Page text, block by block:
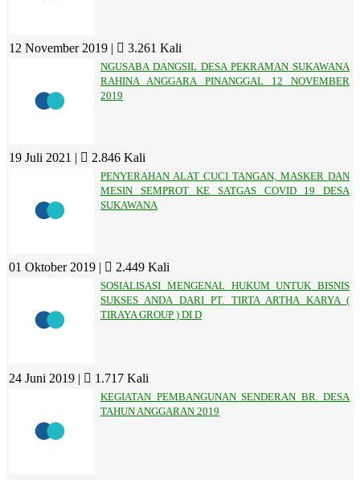
12 November 2019 | 3.261 Kali
NGUSABA DANGSIL DESA PEKRAMAN SUKAWANA
RAHINA ANGGARA PINANGGAL 12 NOVEMBER
2019
19 Juli 2021 | 2.846 Kali
PENYERAHAN ALAT CUCI TANGAN, MASKER DAN
MESIN SEMPROT KE SATGAS COVID 19 DESA
SUKAWANA
01 Oktober 2019 | 2.449 Kali
SOSIALISASI MENGENAL HUKUM UNTUK BISNIS
SUKSES ANDA DARI PT. TIRTA ARTHA KARYA (
TIRAYA GROUP ) DI D
24 Juni 2019 | 1.717 Kali
KEGIATAN PEMBANGUNAN SENDERAN BR. DESA
TAHUN ANGGARAN 2019